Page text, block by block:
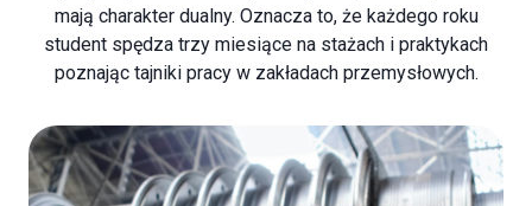
mają charakter dualny. Oznacza to, że każdego roku
student spędza trzy miesiące na stażach i praktykach
poznając tajniki pracy w zakładach przemysłowych.